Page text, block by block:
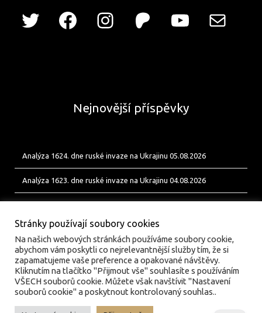
Nejnovější příspěvky
Analýza 1624. dne ruské invaze na Ukrajinu 05.08.2026
Analýza 1623. dne ruské invaze na Ukrajinu 04.08.2026
Stránky používají soubory cookies
Na našich webových stránkách používáme soubory cookie,
abychom vám poskytli co nejrelevantnější služby tím, že si
zapamatujeme vaše preference a opakované návštěvy.
Kliknutím na tlačítko "Přijmout vše" souhlasíte s používáním
VŠECH souborů cookie. Můžete však navštívit "Nastavení
souborů cookie" a poskytnout kontrolovaný souhlas..